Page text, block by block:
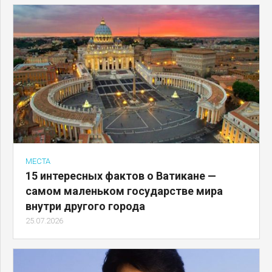
МЕСТА
15 интересных фактов о Ватикане —
самом маленьком государстве мира
внутри другого города
25.07.2026